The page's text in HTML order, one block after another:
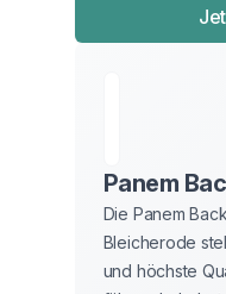
Panem
Die Panem
Bleicherode
und höchste